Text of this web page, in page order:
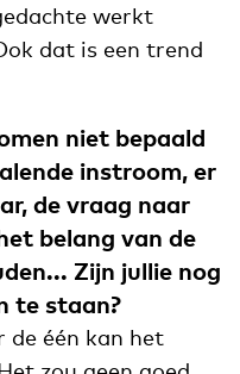
werkt
dat is een trend
niet bepaald
instroom, er
de vraag naar
belang van de
Zijn jullie nog
te staan?
de één kan het